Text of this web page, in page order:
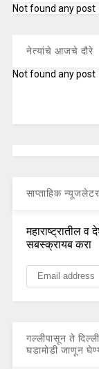
Not found any post
नेत्यांचे आजचे दौरे
Not found any post
साप्ताहिक
महाराष्ट्रातील व
सबस्क्रायब करा
गल्लीपासून ते
घडामोडी जाणून